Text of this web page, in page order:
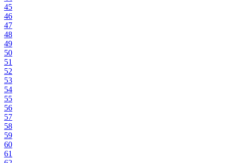
45
46
47
48
49
50
51
52
53
54
55
56
57
58
59
60
61